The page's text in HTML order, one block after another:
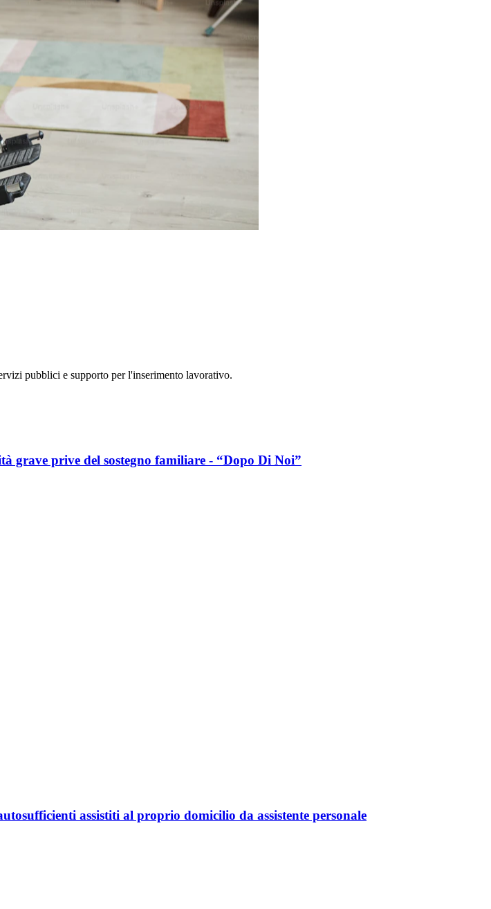
pubblici e supporto per l'inserimento lavorativo.
grave prive del sostegno familiare - “Dopo Di Noi”
assistiti al proprio domicilio da assistente personale